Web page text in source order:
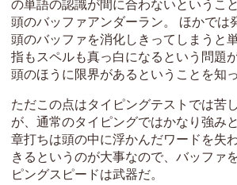
の単語の認識が間に合わないというこ
頭のバッファアンダーラン。 ほかでは
頭のバッファを消化しきってしまうと
指もスペルも真っ白になるという問題
頭のほうに限界があるということを知っ
ただこの点はタイピングテストでは苦
が、通常のタイピングではかなり強み
章打ちは頭の中に浮かんだワードを失
きるというのが大事なので、バッファ
ピングスピードは武器だ。